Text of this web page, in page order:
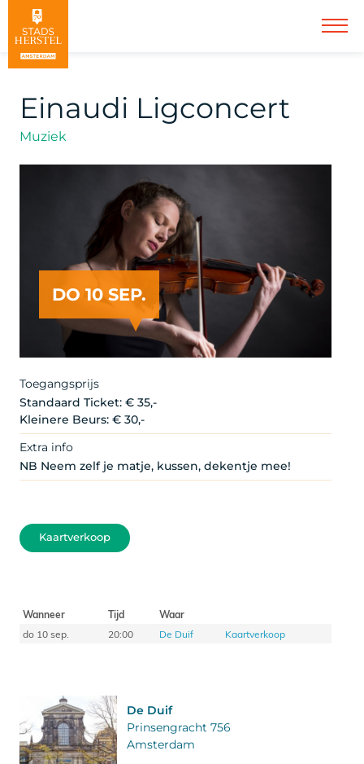
Einaudi Ligconcert
Muziek
DO 10 SEP.
Toegangsprijs
Standaard Ticket: € 35,-
Kleinere Beurs: € 30,-
Extra info
NB Neem zelf je matje, kussen, dekentje mee!
Kaartverkoop
Wanneer Tijd
Waar
do 10 sep.
20:00 De Duif Kaartverkoop
De Duif
Prinsengracht 756
Amsterdam